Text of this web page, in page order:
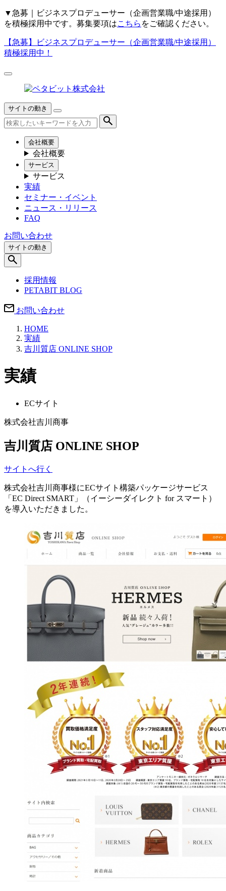
▼ 急募｜ビジネスプロデューサー（企画営業職/中途採用）
を積極採用中です。募集要項はこちら をご確認ください。
【急募】
ビジネスプロデューサー（企画営業職/中途採用）
積極採用中！
サイトの動き
会社概要
会社概要
サービス
サービス
実績
セミナー・イベント
ニュース・リリース
FAQ
お問い合わせ
サイトの動き
採用情報
PETABIT BLOG
お問い合わせ
HOME
実績
吉川質店 ONLINE SHOP
実績
ECサイト
株式会社吉川商事
吉川質店 ONLINE SHOP
サイトへ行く
株式会社吉川商事様にECサイト構築パッケージサービス
「EC Direct SMART」（イーシーダイレクト for スマート）
を導入いただきました。